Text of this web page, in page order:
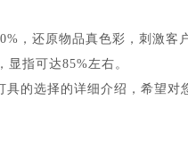
，还原物品真色彩，刺激客
指可达85%左右。
具的选择的详细介绍，希望